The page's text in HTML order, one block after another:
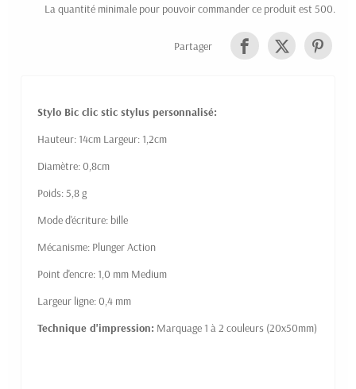
La quantité minimale pour pouvoir commander ce produit est 500.
Partager
Stylo Bic clic stic stylus personnalisé:
Hauteur: 14cm Largeur: 1,2cm
Diamètre: 0,8cm
Poids: 5,8 g
Mode d'écriture: bille
Mécanisme: Plunger Action
Point d'encre: 1,0 mm Medium
Largeur ligne: 0,4 mm
Technique d'impression: Marquage 1 à 2 couleurs (20x50mm)